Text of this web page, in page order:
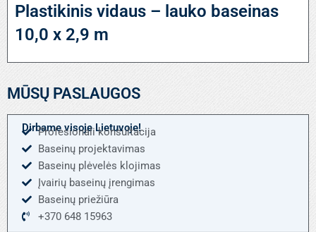
Plastikinis vidaus – lauko baseinas
10,0 x 2,9 m
MŪSŲ PASLAUGOS
Dirbame visoje Lietuvoje!
Profesionali konsultacija
Baseinų projektavimas
Baseinų plėvelės klojimas
Įvairių baseinų įrengimas
Baseinų priežiūra
+370 648 15963